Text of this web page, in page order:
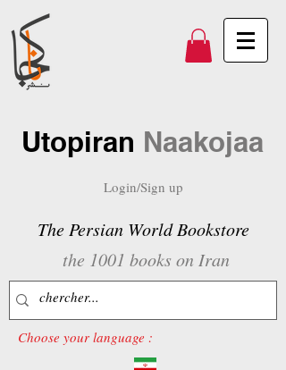
Utopiran Naakojaa
Login/Sign up
The Persian World Bookstore
the 1001 books on Iran
Choose your language :